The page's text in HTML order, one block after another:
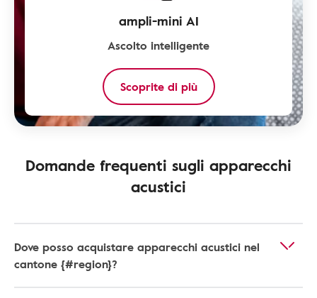
ampli-mini AI
Ascolto intelligente
Scoprite di più
Domande frequenti sugli apparecchi
acustici
Dove posso acquistare apparecchi acustici nel
cantone {#region}?